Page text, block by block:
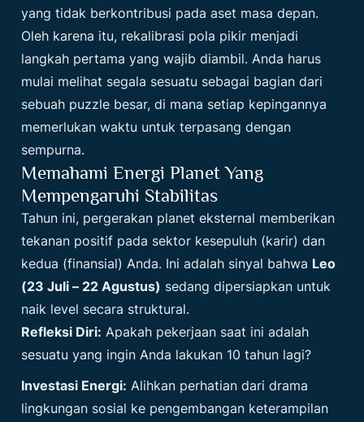
yang tidak berkontribusi pada aset masa depan.
Oleh karena itu, rekalibrasi pola pikir menjadi
langkah pertama yang wajib diambil. Anda harus
mulai melihat segala sesuatu sebagai bagian dari
sebuah puzzle besar, di mana setiap kepingannya
memerlukan waktu untuk terpasang dengan
sempurna.
Memahami Energi Planet Yang
Mempengaruhi Stabilitas
Tahun ini, pergerakan planet eksternal memberikan
tekanan positif pada sektor kesepuluh (karir) dan
kedua (finansial) Anda. Ini adalah sinyal bahwa Leo
(23 Juli – 22 Agustus) sedang dipersiapkan untuk
naik level secara struktural.
Refleksi Diri: Apakah pekerjaan saat ini adalah
sesuatu yang ingin Anda lakukan 10 tahun lagi?
Investasi Energi: Alihkan perhatian dari drama
lingkungan sosial ke pengembangan keterampilan